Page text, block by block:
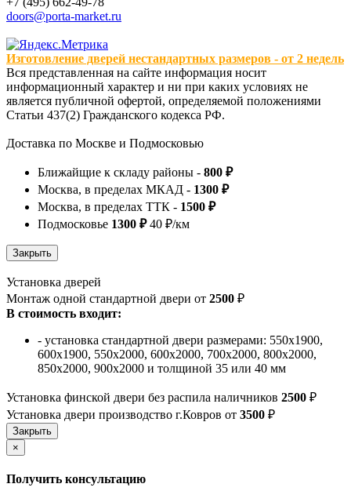
doors@porta-market.ru
Изготовление дверей нестандартных размеров - от 2 недель
Вся представленная на сайте информация носит
информационный характер и ни при каких условиях не
является публичной офертой, определяемой положениями
Статьи 437(2) Гражданского кодекса РФ.
Доставка по Москве и Подмосковью
Ближайщие к складу районы - 800 ₽
Москва, в пределах МКАД - 1300 ₽
Москва, в пределах ТТК - 1500 ₽
Подмосковье 1300 ₽40 ₽/км
Установка дверей
Монтаж одной стандартной двери от 2500 ₽
В стоимость входит:
- установка стандартной двери размерами: 550х1900,
600х1900, 550х2000, 600х2000, 700х2000, 800х2000,
850х2000, 900х2000 и толщиной 35 или 40 мм
Установка финской двери без распила наличников 2500 ₽
Установка двери производство г.Ковров от 3500 ₽
×
Получить консультацию